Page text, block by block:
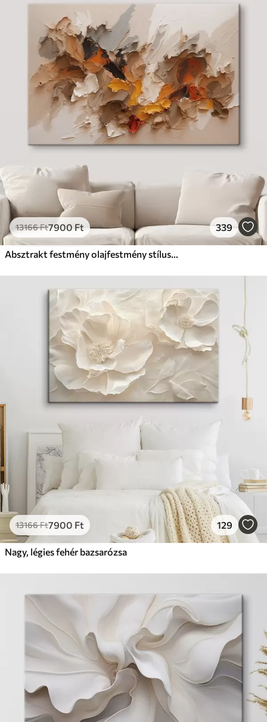
13166Ft7900Ft 339
Absztrakt festmény olajfestmény stílusban
13166Ft7900 Ft 129
Nagy, légies fehér bazsarózsa